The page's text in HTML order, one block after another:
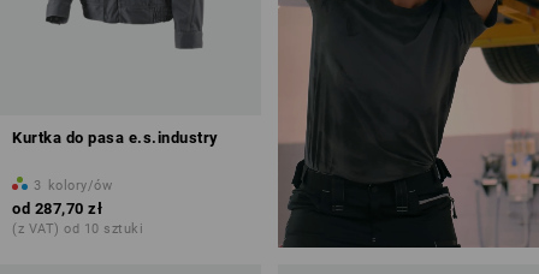
Kurtka do pasa e.s.industry
3 kolory/ów
od 287,70 zł
(z VAT) od 10 sztuki